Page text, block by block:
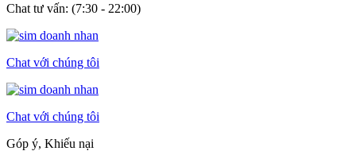
Chat tư vấn: (7:30 - 22:00)
Chat với chúng tôi
Chat với chúng tôi
Góp ý, Khiếu nại